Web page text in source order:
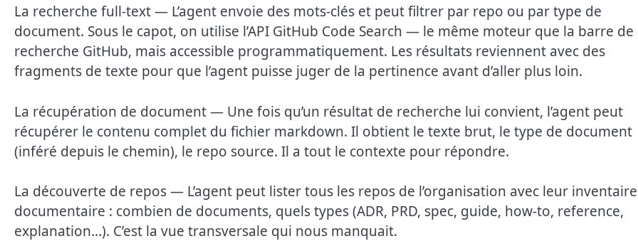
La recherche full-text — L’agent envoie des mots-clés et peut filtrer par repo ou par type de
document. Sous le capot, on utilise l’API GitHub Code Search — le même moteur que la barre de
recherche GitHub, mais accessible programmatiquement. Les résultats reviennent avec des
fragments de texte pour que l’agent puisse juger de la pertinence avant d’aller plus loin.
La récupération de document — Une fois qu’un résultat de recherche lui convient, l’agent peut
récupérer le contenu complet du fichier markdown. Il obtient le texte brut, le type de document
(inféré depuis le chemin), le repo source. Il a tout le contexte pour répondre.
La découverte de repos — L’agent peut lister tous les repos de l’organisation avec leur inventaire
documentaire : combien de documents, quels types (ADR, PRD, spec, guide, how-to, reference,
explanation…). C’est la vue transversale qui nous manquait.